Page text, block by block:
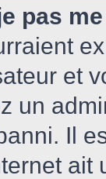
pas
et
un
Il